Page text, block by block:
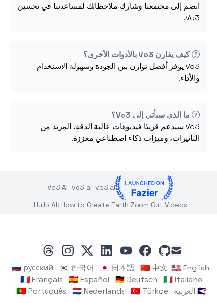
انضم إلى مجتمعنا وشارك ملاحظاتك لمساعدتنا في تحسين
Vo3.
كيف يقارن Vo3 بالأدوات الأخرى؟
Vo3 يوفر أفضل توازن بين الجودة وسهولة الاستخدام
والأداء.
ما الذي سيأتي إلى Vo3؟
Vo3 سيدعم قريبًا فيديوهات عالية الدقة، المزيد من
التأثيرات، وميزات ذكاء اصطناعي معززة.
vo3 ai
vo3 ai
Vo3 AI
Hullo AI: How to Create Earth Zoom Out Videos
mail
github
facebook
youtube
linkedin
x
instagram
threads
🇺🇸 English
🇨🇳 中文
🇯🇵 日本語
🇰🇷 한국어
🇷🇺 русский
🇮🇹 Italiano
🇩🇪 Deutsch
🇪🇸 Español
🇫🇷 Français
🇸🇦 العربية
🇹🇷 Türkçe
🇳🇱 Nederlands
🇵🇹 Português